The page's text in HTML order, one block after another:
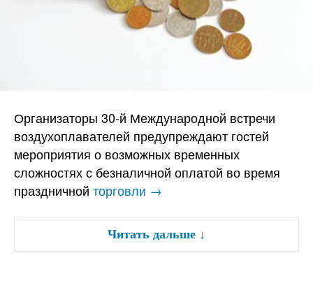
Организаторы 30-й Международной встречи
воздухоплавателей предупреждают гостей
мероприятия о возможных временных
сложностях с безналичной оплатой во время
праздничной торговли →
Читать дальше ↓